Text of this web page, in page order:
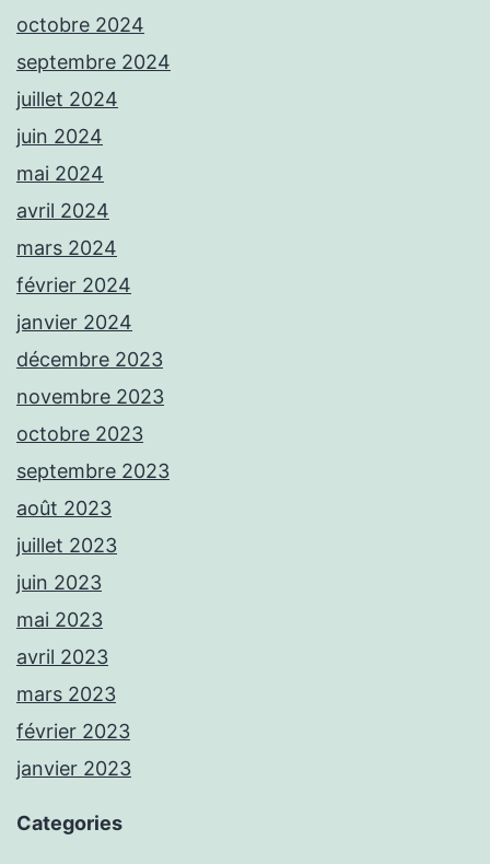
octobre 2024
septembre 2024
juillet 2024
juin 2024
mai 2024
avril 2024
mars 2024
février 2024
janvier 2024
décembre 2023
novembre 2023
octobre 2023
septembre 2023
août 2023
juillet 2023
juin 2023
mai 2023
avril 2023
mars 2023
février 2023
janvier 2023
Categories